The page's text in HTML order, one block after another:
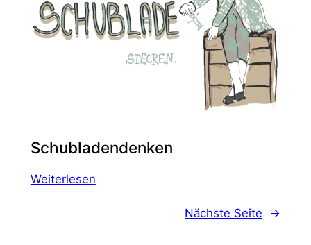
Schubladendenken
Weiterlesen:
Nächste Seite
→